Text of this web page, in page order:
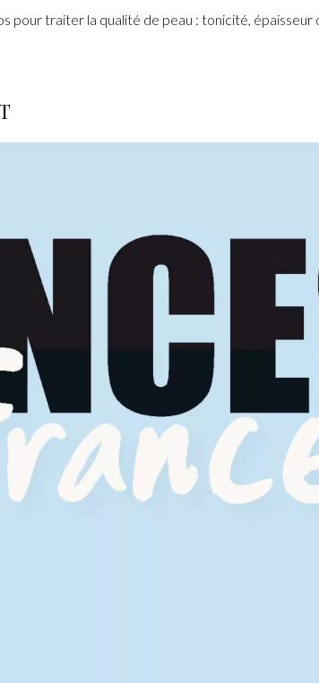
traiter la qualité de peau : tonicité, épaisseur